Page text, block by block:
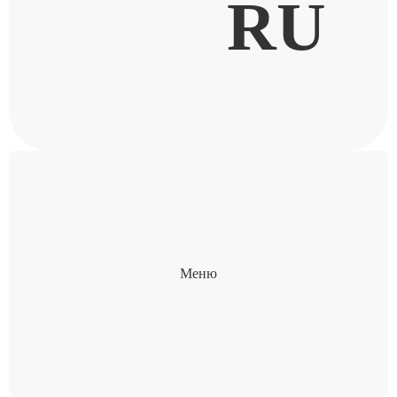
RU
Меню